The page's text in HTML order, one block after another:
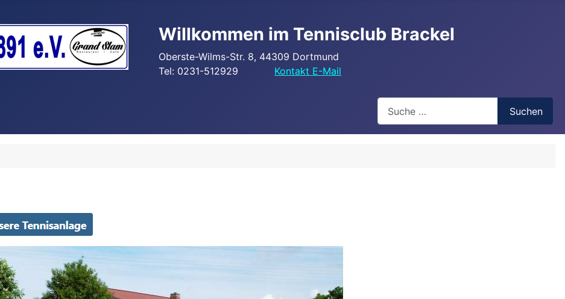
Willkommen im Tennisclub Brackel
Oberste-Wilms-Str. 8, 44309 Dortmund
Tel: 0231-512929
Kontakt E-Mail
Suchen